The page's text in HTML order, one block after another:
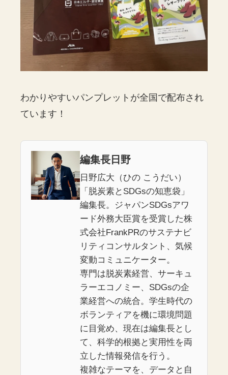
わかりやすいパンプレットが全国で配布され
ています！
編集長日野
日野広大（ひの こうだい）
「脱炭素とSDGsの知恵袋」
編集長。ジャパンSDGsアワ
ード外務大臣賞を受賞した株
式会社FrankPRのサステナビ
リティコンサルタント、気候
変動コミュニケーター。
専門は脱炭素経営、サーキュ
ラーエコノミー、SDGsの企
業経営への統合。学生時代の
ボランティアを機に環境問題
に目覚め、現在は編集長とし
て、科学的根拠と実用性を両
立した情報発信を行う。
複雑なテーマを、データと自